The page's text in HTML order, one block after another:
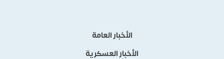
الأخبار العامة
الأخبار العسكرية